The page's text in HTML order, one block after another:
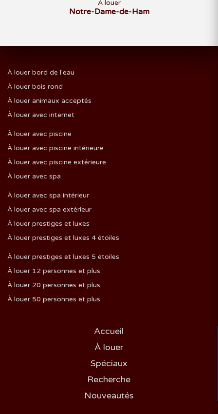
À louer
Notre-Dame-de-Ham
À louer bord de l'eau
À louer bois rond
À louer animaux acceptés
À louer avec internet
À louer avec piscine
À louer avec piscine intérieure
À louer avec piscine extérieure
À louer avec spa
À louer avec spa intérieur
À louer avec spa extérieur
À louer prestiges et luxes
À louer prestiges et luxes 4 étoiles
À louer prestiges et luxes 5 étoiles
À louer 12 personnes et plus
À louer 20 personnes et plus
À louer 50 personnes et plus
Accueil
À louer
Spéciaux
Recherche
Nouveautés